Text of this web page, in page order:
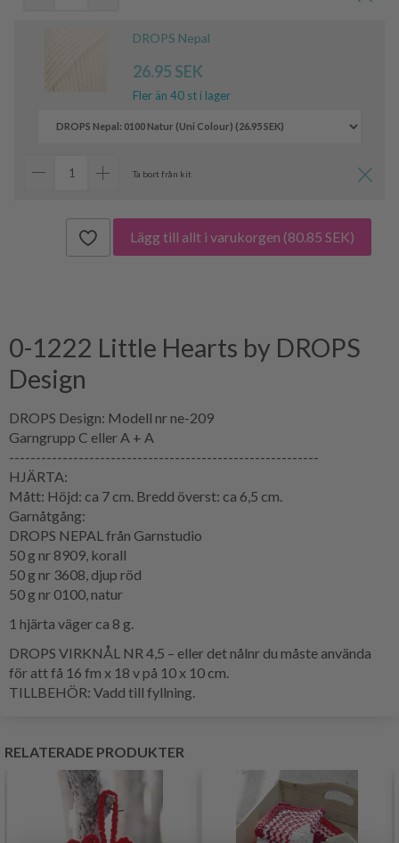
DROPS Nepal
26.95 SEK
Fler än 40 st i lager
Ta bort från kit
Lägg till allt i varukorgen (80.85 SEK)
0-1222 Little Hearts by DROPS
Design
DROPS Design: Modell nr ne-209
Garngrupp C eller A + A
----------------------------------------------------------
HJÄRTA:
Mått: Höjd: ca 7 cm. Bredd överst: ca 6,5 cm.
Garnåtgång:
DROPS NEPAL från Garnstudio
50 g nr 8909, korall
50 g nr 3608, djup röd
50 g nr 0100, natur
1 hjärta väger ca 8 g.
DROPS VIRKNÅL NR 4,5 – eller det nålnr du måste använda
för att få 16 fm x 18 v på 10 x 10 cm.
TILLBEHÖR: Vadd till fyllning.
RELATERADE PRODUKTER